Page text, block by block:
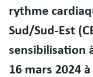
rythme
Sud/Sud-Est
sensibilisation
16 mars 2024